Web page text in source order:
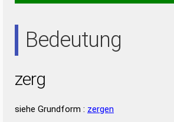
Bedeutung
zerg
siehe Grundform : zergen